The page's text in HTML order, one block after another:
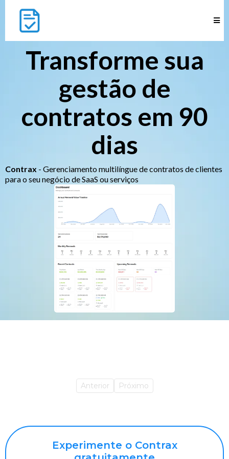
Transforme sua
gestão de
contratos em 90
dias
Contrax - Gerenciamento multilíngue de contratos de clientes
para o seu negócio de SaaS ou serviços
Anterior Próximo
Experimente o Contrax